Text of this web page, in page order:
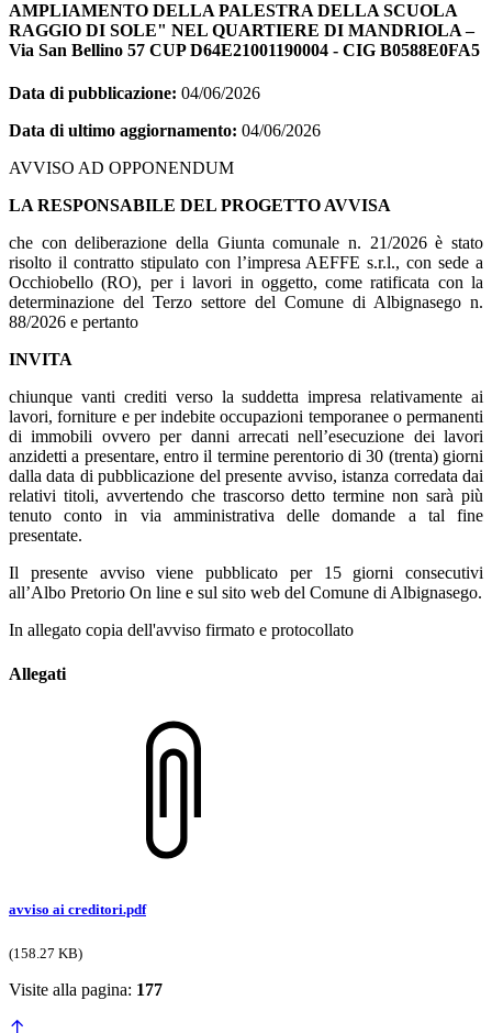
AMPLIAMENTO DELLA PALESTRA DELLA SCUOLA
RAGGIO DI SOLE" NEL QUARTIERE DI MANDRIOLA –
Via San Bellino 57 CUP D64E21001190004 - CIG B0588E0FA5
Data di pubblicazione: 04/06/2026
Data di ultimo aggiornamento: 04/06/2026
AVVISO AD OPPONENDUM
LA RESPONSABILE DEL PROGETTO AVVISA
che con deliberazione della Giunta comunale n. 21/2026 è stato
risolto il contratto stipulato con l’impresa AEFFE s.r.l., con sede a
Occhiobello (RO), per i lavori in oggetto, come ratificata con la
determinazione del Terzo settore del Comune di Albignasego n.
88/2026 e pertanto
INVITA
chiunque vanti crediti verso la suddetta impresa relativamente ai
lavori, forniture e per indebite occupazioni temporanee o permanenti
di immobili ovvero per danni arrecati nell’esecuzione dei lavori
anzidetti a presentare, entro il termine perentorio di 30 (trenta) giorni
dalla data di pubblicazione del presente avviso, istanza corredata dai
relativi titoli, avvertendo che trascorso detto termine non sarà più
tenuto conto in via amministrativa delle domande a tal fine
presentate.
Il presente avviso viene pubblicato per 15 giorni consecutivi
all’Albo Pretorio On line e sul sito web del Comune di Albignasego.
In allegato copia dell'avviso firmato e protocollato
Allegati
avviso ai creditori.pdf
(158.27 KB)
Visite alla pagina: 177